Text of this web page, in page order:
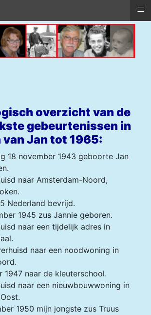
overzicht van de
gebeurtenissen in
van Jan tot 1965:
18 november 1943 geboorte Jan
naar Amsterdam-Noord,
Nederland bevrijd.
1945 zus Jannie geboren.
naar een tijdelijk adres in
naar een noodwoning in
1947 naar de kleuterschool.
naar een nieuwbouwwoning in
1950 mijn jongste zus Truus
≡